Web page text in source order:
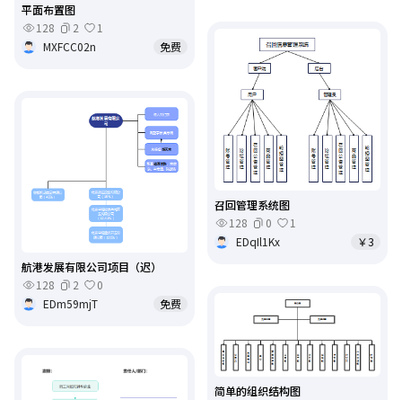
平面布置图
128
2
1
MXFCC02n
免费
召回管理系统图
128
0
1
EDqIl1Kx
￥3
航港发展有限公司项目（迟）
128
2
0
EDm59mjT
免费
简单的组织结构图